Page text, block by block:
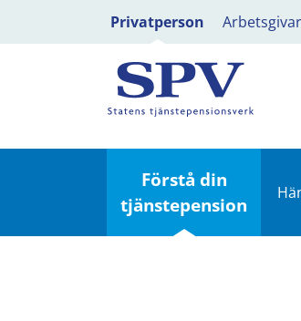
Privatperson
Förstå din
tjänstepension